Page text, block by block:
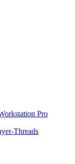
Pro
Threads